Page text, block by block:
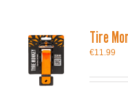
Tire
€11.99